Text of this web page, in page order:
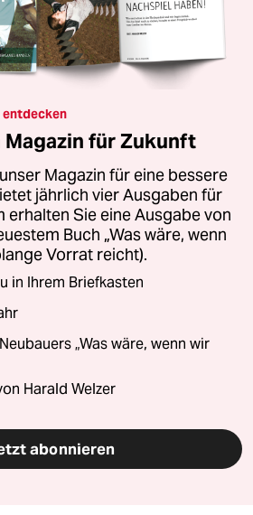
entdecken
Magazin für Zukunft
Magazin für eine bessere
jährlich vier Ausgaben für
erhalten Sie eine Ausgabe von
Buch „Was wäre, wenn
Vorrat reicht).
in Ihrem Briefkasten
„Was wäre, wenn wir
Harald Welzer
abonnieren